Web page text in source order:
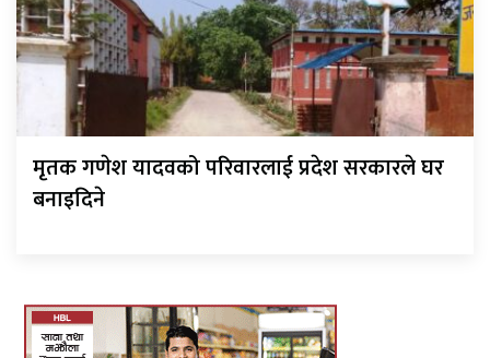
मृतक गणेश यादवको परिवारलाई प्रदेश सरकारले घर
बनाइदिने